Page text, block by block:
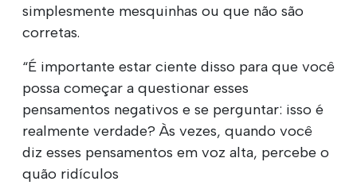
simplesmente mesquinhas ou que não são
corretas.
“É importante estar ciente disso para que você
possa começar a questionar esses
pensamentos negativos e se perguntar: isso é
realmente verdade? Às vezes, quando você
diz esses pensamentos em voz alta, percebe o
quão ridículos